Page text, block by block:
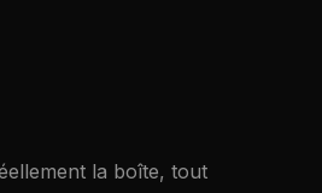
la boîte, tout